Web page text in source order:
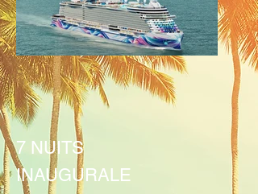
7 NUITS
INAUGURALE